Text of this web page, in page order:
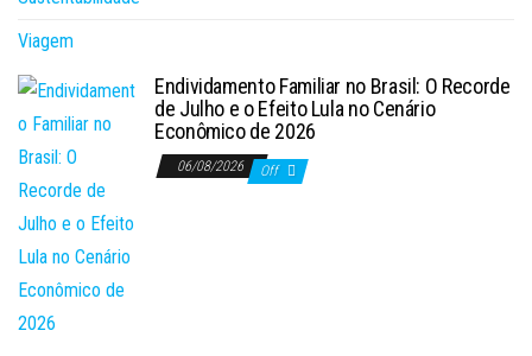
Viagem
Endividamento Familiar no Brasil: O Recorde
de Julho e o Efeito Lula no Cenário
Econômico de 2026
06/08/2026 Off